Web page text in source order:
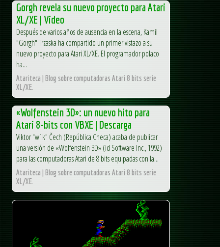
Gorgh revela su nuevo proyecto para Atari
XL/XE | Video
Después de varios años de ausencia en la escena, Kamil
"Gorgh" Trzaska ha compartido un primer vistazo a su
nuevo proyecto para Atari XL/XE. El programador polaco
ha...
Atariteca | Blog sobre computadoras Atari 8 bits serie
XL/XE.
«Wolfenstein 3D»: un nuevo hito para
Atari 8-bits con VBXE | Descarga
Viktor "w1k" Čech (República Checa) acaba de publicar
una versión de «Wolfenstein 3D» (id Software Inc., 1992)
para las computadoras Atari de 8 bits equipadas con la...
Atariteca | Blog sobre computadoras Atari 8 bits serie
XL/XE.